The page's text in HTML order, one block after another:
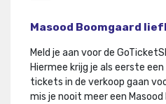
Masood Boomgaard
Meld je aan voor de
Hiermee krijg je als eerste
tickets in de verkoop gaan
mis je nooit meer een